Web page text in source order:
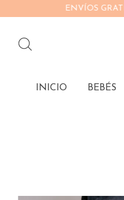
EN COMPRAS +$150.000
INICIO BEBÉS